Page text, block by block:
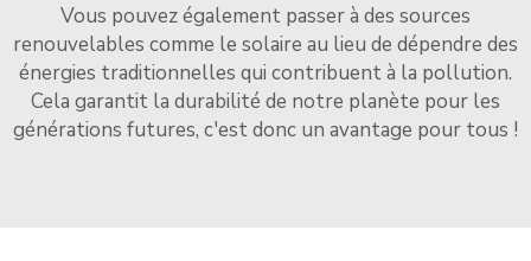
Vous pouvez également passer à des sources
renouvelables comme le solaire au lieu de dépendre des
énergies traditionnelles qui contribuent à la pollution.
Cela garantit la durabilité de notre planète pour les
générations futures, c'est donc un avantage pour tous !